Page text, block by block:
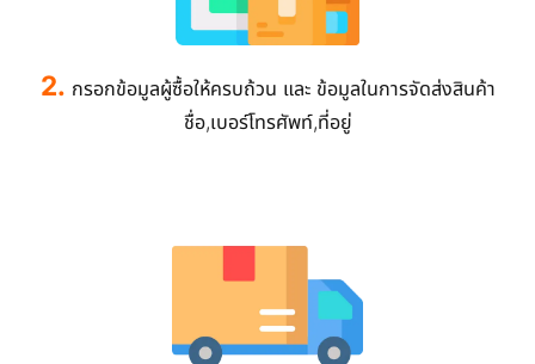
2. กรอกข้อมูลผู้ซื้อให้ครบถ้วน และ ข้อมูลในการจัดส่งสินค้า
ชื่อ,เบอร์โทรศัพท์,ที่อยู่